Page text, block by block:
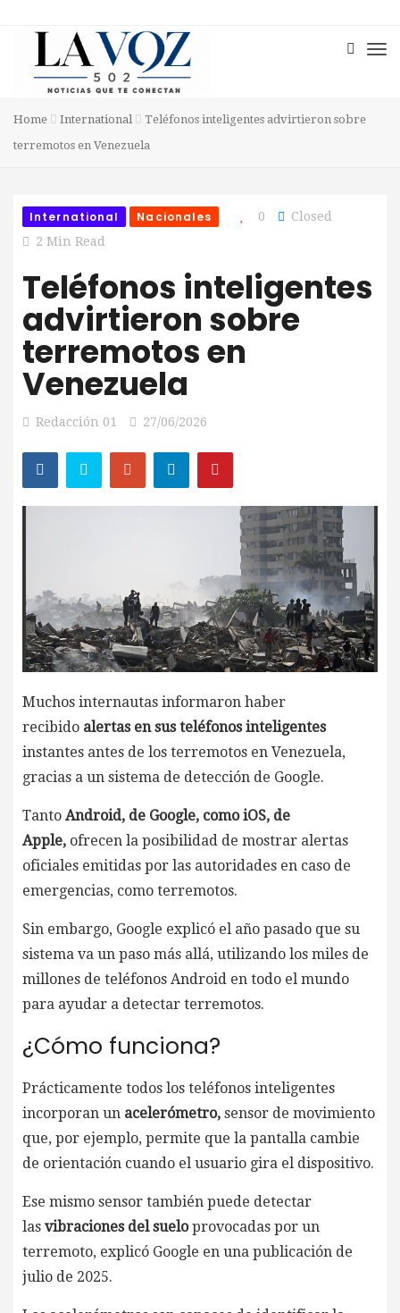
Home International
Teléfonos inteligentes advirtieron sobre
terremotos en Venezuela
International Nacionales 0
Closed
2 Min Read
Teléfonos inteligentes
advirtieron sobre
terremotos en
Venezuela
Redacción 01 27/06/2026
Muchos internautas informaron haber
recibido alertas en sus teléfonos inteligentes
instantes antes de los terremotos en Venezuela,
gracias a un sistema de detección de Google.
Tanto Android, de Google, como iOS, de
Apple, ofrecen la posibilidad de mostrar alertas
oficiales emitidas por las autoridades en caso de
emergencias, como terremotos.
Sin embargo, Google explicó el año pasado que su
sistema va un paso más allá, utilizando los miles de
millones de teléfonos Android en todo el mundo
para ayudar a detectar terremotos.
¿Cómo funciona?
Prácticamente todos los teléfonos inteligentes
incorporan un acelerómetro, sensor de movimiento
que, por ejemplo, permite que la pantalla cambie
de orientación cuando el usuario gira el dispositivo.
Ese mismo sensor también puede detectar
las vibraciones del sueloprovocadas por un
terremoto, explicó Google en una publicación de
julio de 2025.